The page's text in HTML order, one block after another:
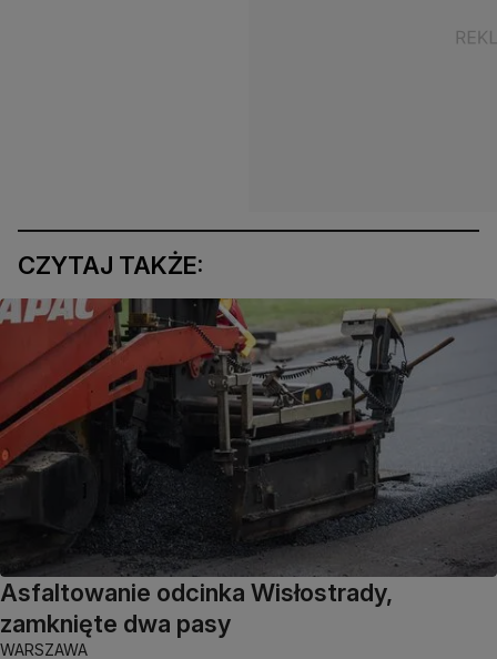
CZYTAJ TAKŻE:
Asfaltowanie odcinka Wisłostrady,
zamknięte dwa pasy
WARSZAWA